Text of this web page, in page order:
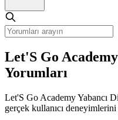
Let'S Go
Yorumları
Let'S Go Academy Yabancı
gerçek kullanıcı